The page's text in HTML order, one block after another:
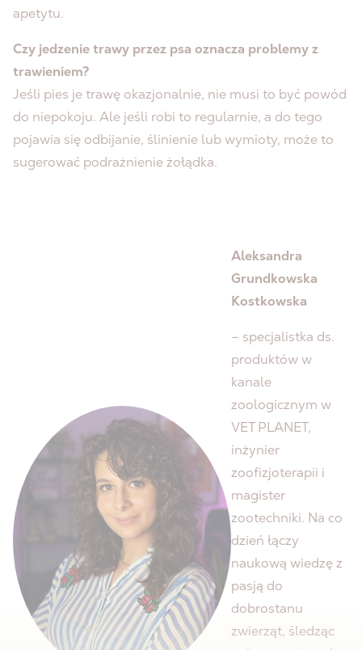
apetytu.
Czy jedzenie trawy przez psa oznacza problemy z
trawieniem?
Jeśli pies je trawę okazjonalnie, nie musi to być powód
do niepokoju. Ale jeśli robi to regularnie, a do tego
pojawia się odbijanie, ślinienie lub wymioty, może to
sugerować podrażnienie żołądka.
Aleksandra
Grundkowska
Kostkowska
– specjalistka ds.
produktów w
kanale
zoologicznym w
VET PLANET,
inżynier
zoofizjoterapii i
magister
zootechniki. Na co
dzień łączy
naukową wiedzę z
pasją do
dobrostanu
zwierząt, śledząc